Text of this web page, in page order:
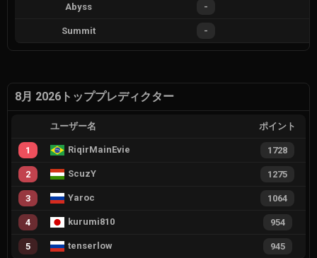
Abyss -
Summit -
8月 2026トッププレディクター
ユーザー名 ポイント
1 RiqirMainEvie 1728
2 ScuzY 1275
3 Yaroc 1064
4 kurumi810 954
5 tenserlow 945